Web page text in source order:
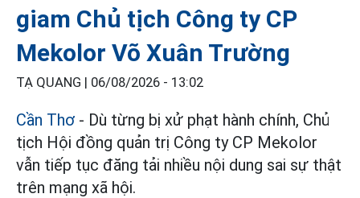
giam Chủ tịch Công ty CP
Mekolor Võ Xuân Trường
TẠ QUANG | 06/08/2026 - 13:02
Cần Thơ - Dù từng bị xử phạt hành chính, Chủ
tịch Hội đồng quản trị Công ty CP Mekolor
vẫn tiếp tục đăng tải nhiều nội dung sai sự thật
trên mạng xã hội.